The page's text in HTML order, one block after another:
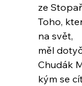
ze
Toho,
na svět,
měl
Chudák
kým se